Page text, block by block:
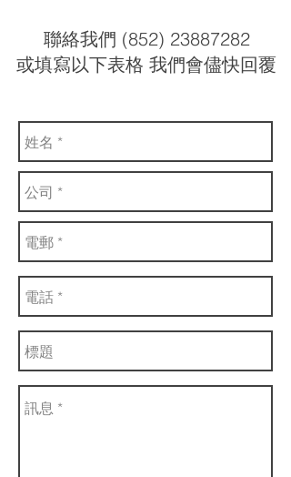
聯絡我們 (852) 23887282
或填寫以下表格 我們會儘快回覆